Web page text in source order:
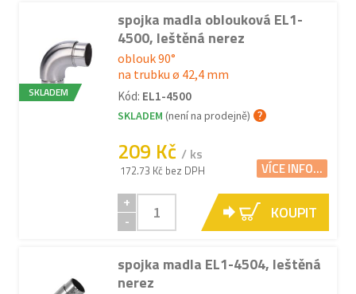
SKLADEM
spojka madla oblouková EL1-
4500, leštěná nerez
oblouk 90°
na trubku ø 42,4 mm
Kód: EL1-4500
SKLADEM (není na prodejně)
209 Kč / ks
172.73 Kč bez DPH VÍCE INFO...
+
-
KOUPIT
spojka madla EL1-4504, leštěná
nerez